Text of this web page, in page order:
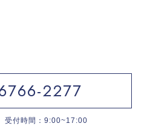
2277
受付時間：9:00~17:00